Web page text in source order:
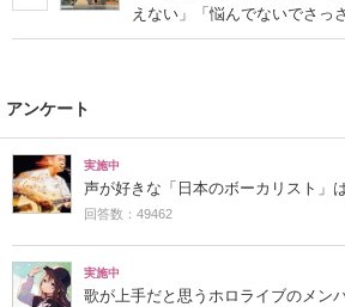
えない」「悩んでないでさっ
アンケート
実施中
声が好きな「日本のボーカリスト」
回答数：49462
実施中
歌が上手だと思うホロライブのメン